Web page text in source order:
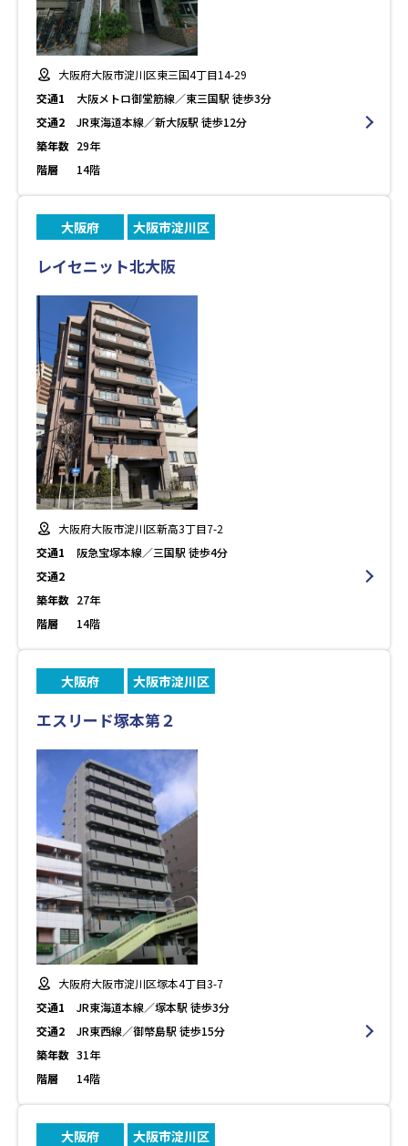
大阪府大阪市淀川区東三国4丁目14-29
交通1
大阪メトロ御堂筋線／東三国駅 徒歩3分
交通2
JR東海道本線／新大阪駅 徒歩12分
築年数 29年
階層
14階
大阪府 大阪市淀川区
レイセニット北大阪
大阪府大阪市淀川区新高3丁目7-2
交通1
阪急宝塚本線／三国駅 徒歩4分
交通2
築年数 27年
階層
14階
大阪府 大阪市淀川区
エスリード塚本第２
大阪府大阪市淀川区塚本4丁目3-7
交通1
JR東海道本線／塚本駅 徒歩3分
交通2
JR東西線／御幣島駅 徒歩15分
築年数 31年
階層
14階
大阪府 大阪市淀川区